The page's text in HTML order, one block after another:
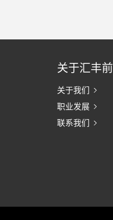
关于汇丰
关于我们
职业发展
联系我们